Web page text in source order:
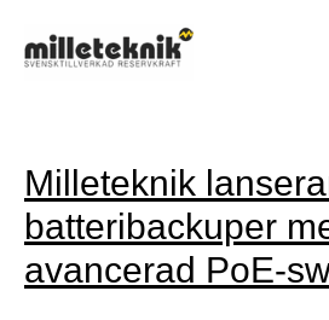
Milleteknik
batteribackuper
avancerad PoE-